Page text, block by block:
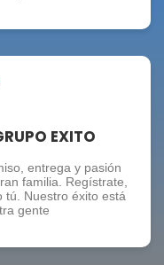
EXITO
entrega y pasión
familia. Regístrate,
tú. Nuestro éxito está
gente